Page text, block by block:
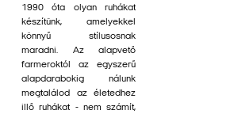
1990 óta olyan ruhákat
készítünk, amelyekkel
könnyű stílusosnak
maradni. Az alapvető
farmeroktól az egyszerű
alapdarabokig nálunk
megtalálod az életedhez
illő ruhákat - nem számít,